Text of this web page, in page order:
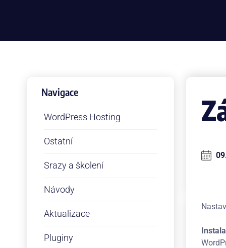
Navigace
WordPress Hosting
Ostatní
Srazy a školení
Návody
Aktualizace
Pluginy